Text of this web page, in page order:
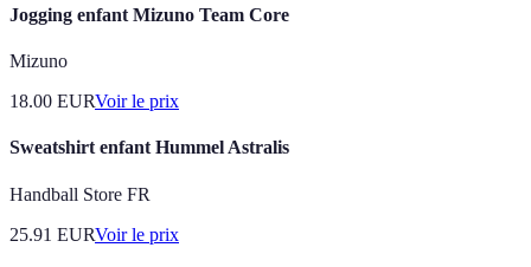
Jogging enfant Mizuno Team Core
Mizuno
18.00 EURVoir le prix
Sweatshirt enfant Hummel Astralis
Handball Store FR
25.91 EURVoir le prix